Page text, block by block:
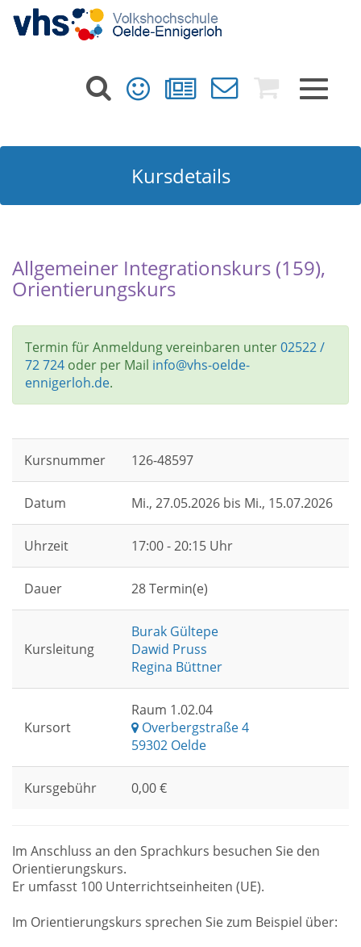
Toggle
Kursdetails
Allgemeiner Integrationskurs (159),
Orientierungskurs
Termin für Anmeldung vereinbaren unter02522 /
72 724 oder per Mail info@vhs-oelde-
ennigerloh.de.
Kursnummer 126-48597
Datum Mi., 27.05.2026 bis Mi., 15.07.2026
Uhrzeit 17:00 - 20:15 Uhr
Dauer 28 Termin(e)
Kursleitung
Burak Gültepe
Dawid Pruss
Regina Büttner
Kursort
Raum 1.02.04
Overbergstraße 4
59302 Oelde
Kursgebühr 0,00 €
Im Anschluss an den Sprachkurs besuchen Sie den
Orientierungskurs.
Er umfasst 100 Unterrichtseinheiten (UE).
Im Orientierungskurs sprechen Sie zum Beispiel über: